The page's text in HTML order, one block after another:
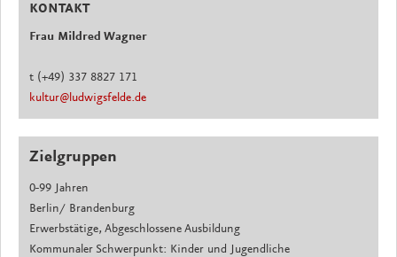
KONTAKT
Frau Mildred Wagner
t (+49) 337 8827 171
kultur@ludwigsfelde.de
Zielgruppen
0-99 Jahren
Berlin/ Brandenburg
Erwerbstätige, Abgeschlossene Ausbildung
Kommunaler Schwerpunkt: Kinder und Jugendliche